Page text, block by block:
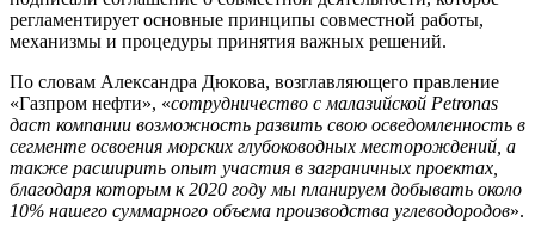
регламентирует основные принципы совместной работы,
механизмы и процедуры принятия важных решений.
По словам Александра Дюкова, возглавляющего правление
«Газпром нефти», «сотрудничество с малазийской Petronas
даст компании возможность развить свою осведомленность в
сегменте освоения морских глубоководных месторождений, а
также расширить опыт участия в заграничных проектах,
благодаря которым к 2020 году мы планируем добывать около
10% нашего суммарного объема производства углеводородов».